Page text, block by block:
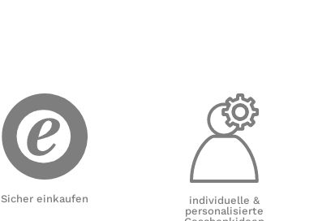
Sicher einkaufen
individuelle &
personalisierte